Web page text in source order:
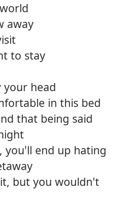
away
to stay
your head
in this bed
that being said
you'll end up hating
but you wouldn't